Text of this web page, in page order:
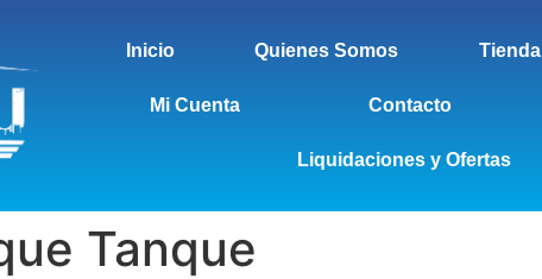
Inicio Quienes Somos Tienda
Mi Cuenta Contacto
Liquidaciones y Ofertas
Tanque